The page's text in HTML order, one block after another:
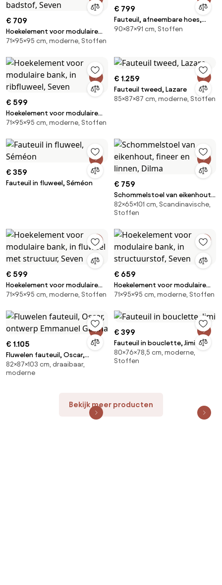
€ 709
Hoekelement voor modulaire
bank, in badstof, Seven
71×95×95 cm, moderne, Stoffen
€ 799
Fauteuil, afneembare hoes,
polyester, Odna
90×87×91 cm, Stoffen
€ 599
Hoekelement voor modulaire
bank, in ribfluweel, Seven
71×95×95 cm, moderne, Stoffen
€ 1.259
Fauteuil tweed, Lazare
85×87×87 cm, moderne, Stoffen
€ 359
Fauteuil in fluweel, Séméon € 759
Schommelstoel van eikenhout,
fineer en linnen, Dilma
82×65×101 cm, Scandinavische,
Stoffen
€ 599
Hoekelement voor modulaire
bank, in fluweel met structuur,
71×95×95 cm, moderne, Stoffen
€ 659
Hoekelement voor modulaire
bank, in structuurstof, Seven
71×95×95 cm, moderne, Stoffen
€ 1.105
Fluwelen fauteuil, Oscar,
ontwerp Emmanuel Gallina
82×87×103 cm, draaibaar,
moderne
€ 399
Fauteuil in bouclette, Jimi
80×76×78,5 cm, moderne,
Stoffen
Bekijk meer producten